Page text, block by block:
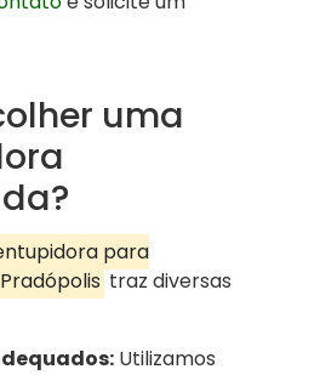
uma
para
traz diversas
Utilizamos